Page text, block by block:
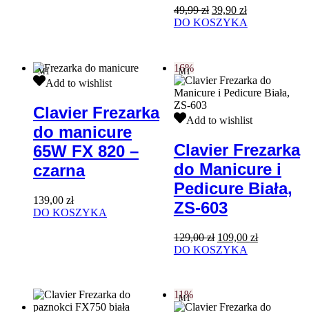
49,99zł Pierwotna
cena
39,90 złAktualna
cena
DO KOSZYKA
Clavier
do
manicure
65W
FX
820
–
czarna
Add to wishlist
M1
Clavier Frezarka
do manicure
65W FX 820 –
czarna
139,00 zł
DO KOSZYKA
16%
Clavier
do
Manicure
i
Pedicure
Biała,
ZS-
603
Add to wishlist
M1
Clavier Frezarka
do Manicure i
Pedicure Biała,
ZS-603
129,00zł Pierwotna
cena
109,00 złAktualna
DO KOSZYKA
11%
M1